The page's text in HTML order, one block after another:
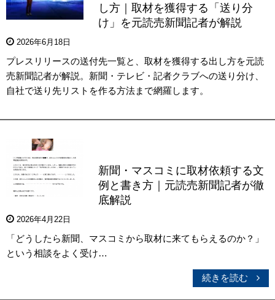
し方｜取材を獲得する「送り分
け」を元読売新聞記者が解説
2026年6月18日
プレスリリースの送付先一覧と、取材を獲得する出し方を元読
売新聞記者が解説。新聞・テレビ・記者クラブへの送り分け、
自社で送り先リストを作る方法まで網羅します。
新聞・マスコミに取材依頼する文
例と書き方｜元読売新聞記者が徹
底解説
2026年4月22日
「どうしたら新聞、マスコミから取材に来てもらえるのか？」
という相談をよく受け…
続きを読む